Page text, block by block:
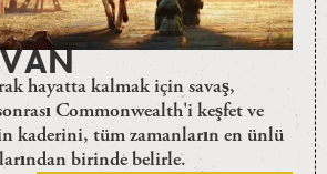
hayatta kalmak için savaş,
Commonwealth'i keşfet ve
kaderini, tüm zamanların en ünlü
birinde belirle.